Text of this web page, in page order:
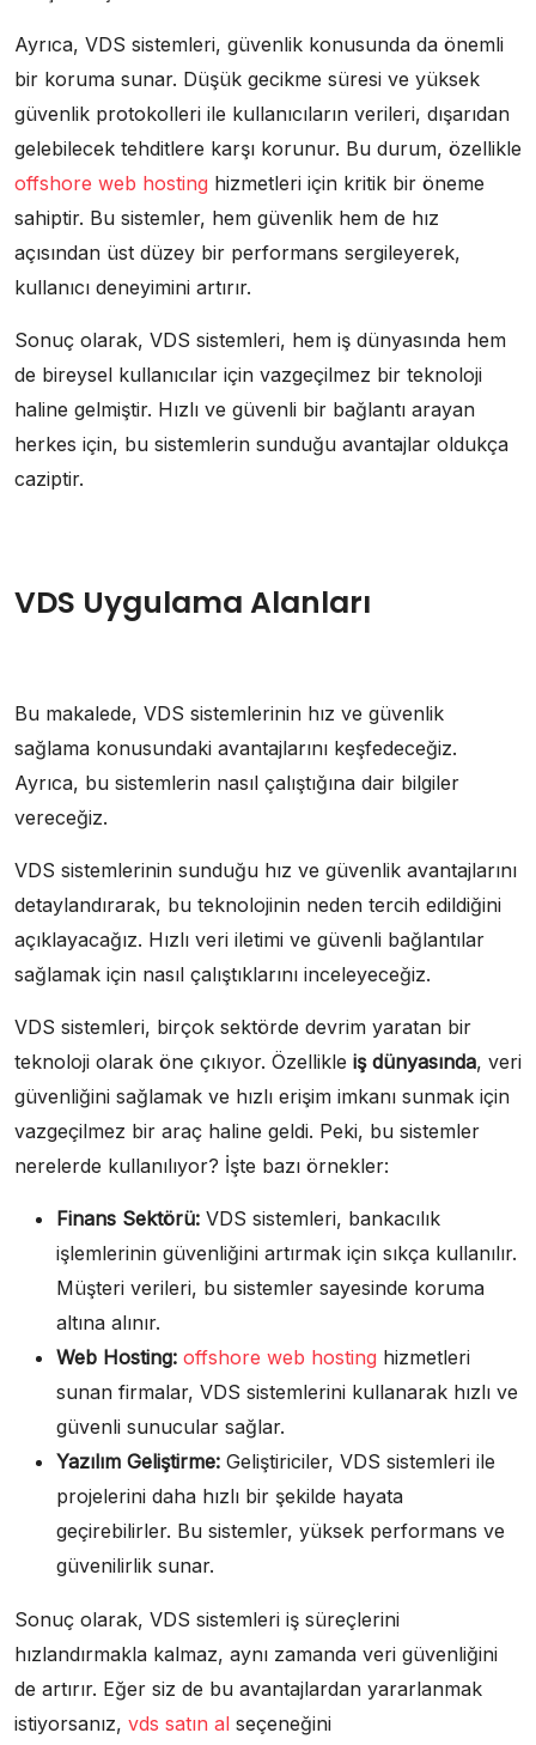
Ayrıca, VDS sistemleri, güvenlik konusunda da önemli
bir koruma sunar. Düşük gecikme süresi ve yüksek
güvenlik protokolleri ile kullanıcıların verileri, dışarıdan
gelebilecek tehditlere karşı korunur. Bu durum, özellikle
offshore web hosting hizmetleri için kritik bir öneme
sahiptir. Bu sistemler, hem güvenlik hem de hız
açısından üst düzey bir performans sergileyerek,
kullanıcı deneyimini artırır.
Sonuç olarak, VDS sistemleri, hem iş dünyasında hem
de bireysel kullanıcılar için vazgeçilmez bir teknoloji
haline gelmiştir. Hızlı ve güvenli bir bağlantı arayan
herkes için, bu sistemlerin sunduğu avantajlar oldukça
caziptir.
VDS Uygulama Alanları
Bu makalede, VDS sistemlerinin hız ve güvenlik
sağlama konusundaki avantajlarını keşfedeceğiz.
Ayrıca, bu sistemlerin nasıl çalıştığına dair bilgiler
vereceğiz.
VDS sistemlerinin sunduğu hız ve güvenlik avantajlarını
detaylandırarak, bu teknolojinin neden tercih edildiğini
açıklayacağız. Hızlı veri iletimi ve güvenli bağlantılar
sağlamak için nasıl çalıştıklarını inceleyeceğiz.
VDS sistemleri, birçok sektörde devrim yaratan bir
teknoloji olarak öne çıkıyor. Özellikle iş dünyasında, veri
güvenliğini sağlamak ve hızlı erişim imkanı sunmak için
vazgeçilmez bir araç haline geldi. Peki, bu sistemler
nerelerde kullanılıyor? İşte bazı örnekler:
Finans Sektörü: VDS sistemleri, bankacılık
işlemlerinin güvenliğini artırmak için sıkça kullanılır.
Müşteri verileri, bu sistemler sayesinde koruma
altına alınır.
Web Hosting: offshore web hosting hizmetleri
sunan firmalar, VDS sistemlerini kullanarak hızlı ve
güvenli sunucular sağlar.
Yazılım Geliştirme: Geliştiriciler, VDS sistemleri ile
projelerini daha hızlı bir şekilde hayata
geçirebilirler. Bu sistemler, yüksek performans ve
güvenilirlik sunar.
Sonuç olarak, VDS sistemleri iş süreçlerini
hızlandırmakla kalmaz, aynı zamanda veri güvenliğini
de artırır. Eğer siz de bu avantajlardan yararlanmak
istiyorsanız, vds satın al seçeneğini